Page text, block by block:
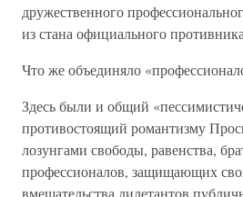
дружественного
из стана официального
Что же объединяло
Здесь были и общий
противостоящий романтизму
лозунгами свободы, равенства,
профессионалов, защищающих
вмешательства дилетантов